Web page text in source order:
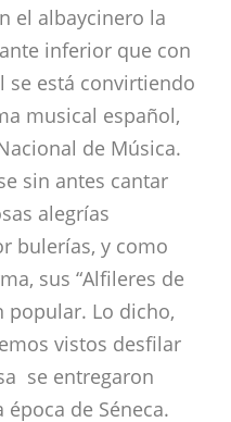
el albaycinero la
inferior que con
se está convirtiendo
musical español,
de Música.
sin antes cantar
alegrías
bulerías, y como
sus “Alfileres de
popular. Lo dicho,
vistos desfilar
se entregaron
de Séneca.